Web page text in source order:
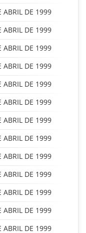
ABRIL DE 1999
ABRIL DE 1999
ABRIL DE 1999
ABRIL DE 1999
ABRIL DE 1999
ABRIL DE 1999
ABRIL DE 1999
ABRIL DE 1999
ABRIL DE 1999
ABRIL DE 1999
ABRIL DE 1999
ABRIL DE 1999
ABRIL DE 1999